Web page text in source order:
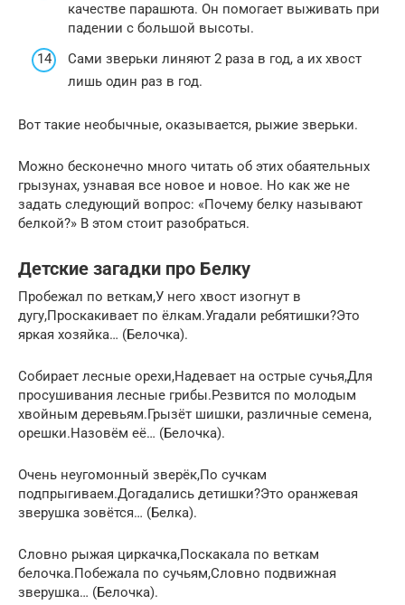
качестве парашюта. Он помогает выживать при
падении с большой высоты.
Сами зверьки линяют 2 раза в год, а их хвост
лишь один раз в год.
Вот такие необычные, оказывается, рыжие зверьки.
Можно бесконечно много читать об этих обаятельных
грызунах, узнавая все новое и новое. Но как же не
задать следующий вопрос: «Почему белку называют
белкой?» В этом стоит разобраться.
Детские загадки про Белку
Пробежал по веткам,У него хвост изогнут в
дугу,Проскакивает по ёлкам.Угадали ребятишки?Это
яркая хозяйка… (Белочка).
Собирает лесные орехи,Надевает на острые сучья,Для
просушивания лесные грибы.Резвится по молодым
хвойным деревьям.Грызёт шишки, различные семена,
орешки.Назовём её… (Белочка).
Очень неугомонный зверёк,По сучкам
подпрыгиваем.Догадались детишки?Это оранжевая
зверушка зовётся… (Белка).
Словно рыжая циркачка,Поскакала по веткам
белочка.Побежала по сучьям,Словно подвижная
зверушка… (Белочка).